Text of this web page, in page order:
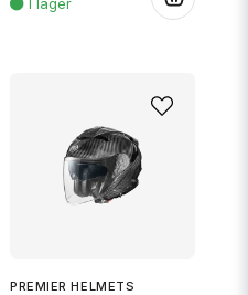
PREMIER HELMETS